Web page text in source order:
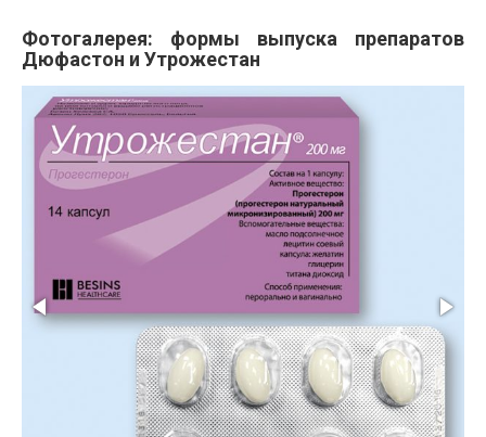
Фотогалерея: формы выпуска препаратов
Дюфастон и Утрожестан